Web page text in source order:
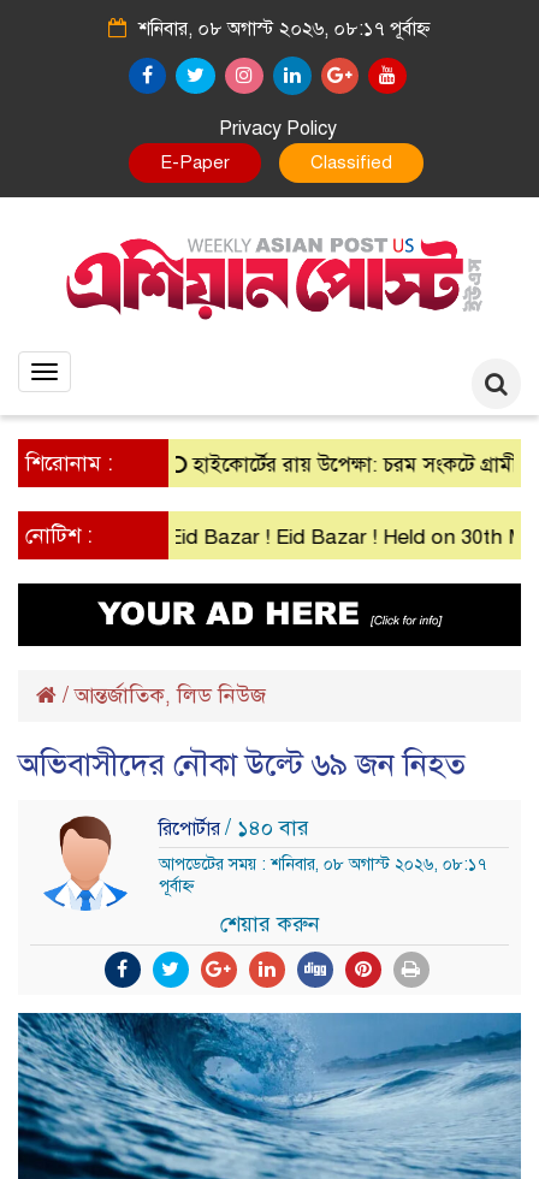
শনিবার, ০৮ অগাস্ট ২০২৬, ০৮:১৭ পূর্বাহ্ন
Privacy Policy
E-Paper Classified
Toggle
শিরোনাম : হাইকোর্টের রায় উপেক্ষা: চরম সংকটে গ্রামীণ
নোটিশ : Eid Bazar ! Eid Bazar ! Held on 30th
/আন্তর্জাতিক,লিড নিউজ
অভিবাসীদের নৌকা উল্টে ৬৯ জন নিহত
রিপোর্টার/ ১৪০ বার
আপডেটের সময় : শনিবার, ০৮ অগাস্ট ২০২৬, ০৮:১৭
পূর্বাহ্ন
শেয়ার করুন